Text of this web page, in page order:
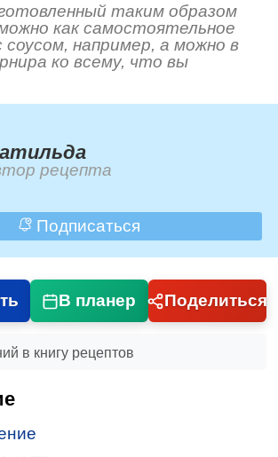
таким образом
как самостоятельное
соусом, например, а можно в
ко всему, что вы
рецепта
Подписаться
В планер Поделиться
в книгу рецептов